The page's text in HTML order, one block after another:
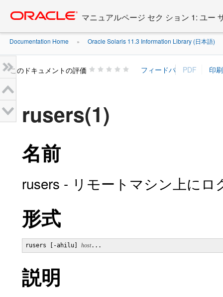
content
マニュアルページ セク ション 1: ユー
Documentation Home » Oracle Solaris 11.3 Information Library (日本語)
このドキュメントの評価
rusers(1)
名前
rusers - リモートマシン上に
形式
rusers [-ahilu] host...
説明